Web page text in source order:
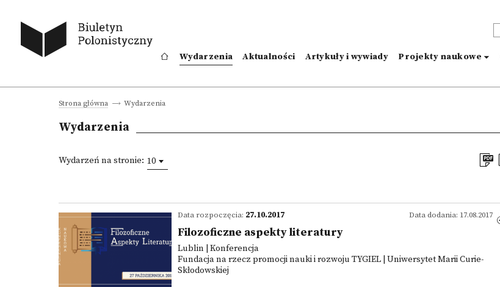
Wydarzenia Aktualności Artykuły i wywiady Projekty naukowe
Strona główna Wydarzenia
Wydarzenia
Wydarzeń na stronie: 10
Data dodania: 17.08.2017
Data rozpoczęcia: 27.10.2017
Filozoficzne aspekty literatury
Lublin | Konferencja
Fundacja na rzecz promocji nauki i rozwoju TYGIEL | Uniwersytet Marii Curie-
Skłodowskiej
×